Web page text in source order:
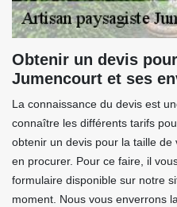
Obtenir un devis
Jumencourt et ses
La connaissance du devis est
connaître les différents tarifs
obtenir un devis pour la taille
en procurer. Pour ce faire, il
formulaire disponible sur notre
moment. Nous vous enverrons